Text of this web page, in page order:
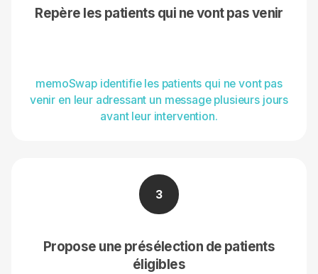
Repère les patients qui ne vont pas venir
memoSwap identifie les patients qui ne vont pas
venir en leur adressant un message plusieurs jours
avant leur intervention.
3
Propose une présélection de patients
éligibles